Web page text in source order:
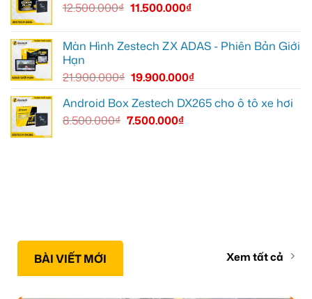
12.500.000₫ 11.500.000₫
Màn Hình Zestech ZX ADAS - Phiên Bản Giới
Hạn
21.900.000₫ 19.900.000₫
Android Box Zestech DX265 cho ô tô xe hơi
8.500.000₫ 7.500.000₫
BÀI VIẾT MỚI Xem tất cả